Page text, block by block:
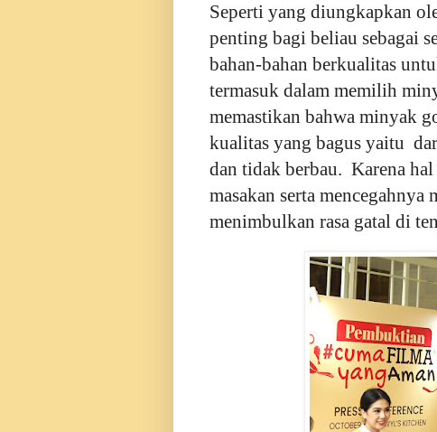
Seperti yang diungkapkan
penting bagi beliau sebagai
bahan-bahan berkualitas
termasuk dalam memilih
memastikan bahwa minyak
kualitas yang bagus yaitu
dan tidak berbau. Karena
masakan serta mencegahnya
menimbulkan rasa gatal di